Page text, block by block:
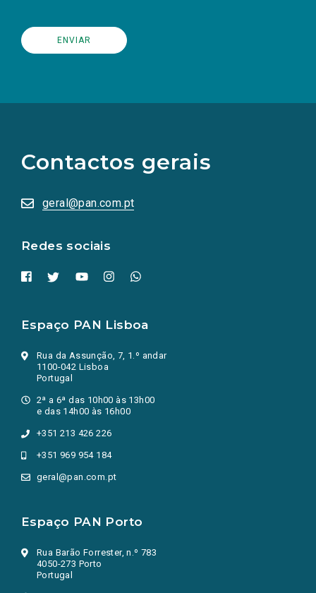
Contactos gerais
geral@pan.com.pt
Redes sociais
redes
sociais
numa
nova
Espaço PAN Lisboa
Rua da Assunção, 7, 1.º andar
1100-042 Lisboa
Portugal
2ª a 6ª das 10h00 às 13h00
e das 14h00 às 16h00
+351 213 426 226
+351 969 954 184
geral@pan.com.pt
Espaço PAN Porto
Rua Barão Forrester, n.º 783
4050-273 Porto
Portugal